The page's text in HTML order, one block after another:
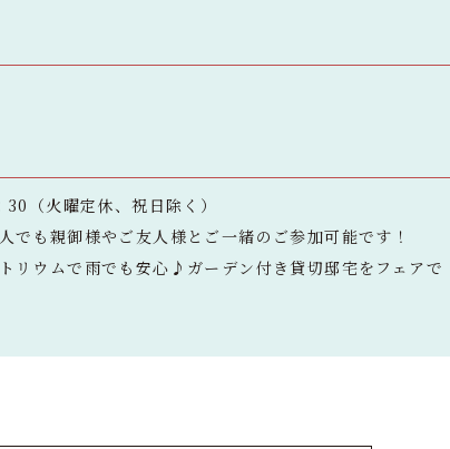
（火曜定休、祝日除く）
も親御様やご友人様とご一緒のご参加可能です！
リウムで雨でも安心♪ガーデン付き貸切邸宅をフェアで